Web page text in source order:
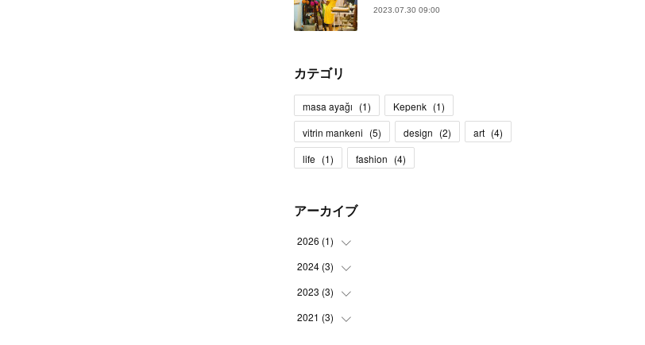
2023.07.30 09:00
カテゴリ
masa ayağı (1) Kepenk (1)
vitrin mankeni (5) design (2) art (4)
life (1) fashion (4)
アーカイブ
2026 (1)
(
)
2024 (3)
(
)
(
)
2023 (3)
(
)
2021 (3)